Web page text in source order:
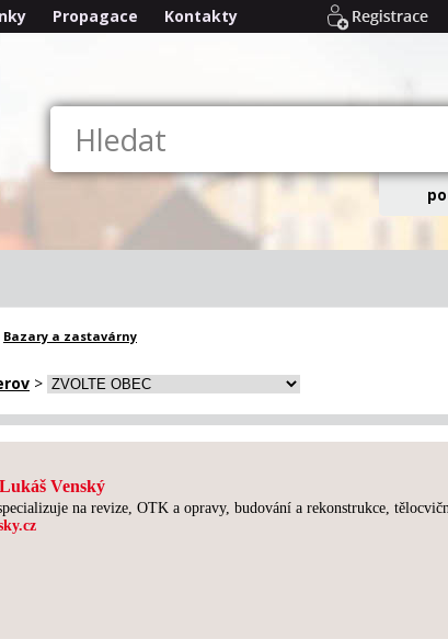
Propagace
Kontakty
Bazary a zastavárny
>
Venský
na revize, OTK a opravy, budování a rekonstrukce,